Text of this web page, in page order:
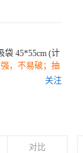
袋 45*55cm (计
，不易破；抽
保材质，降解
关注
对比